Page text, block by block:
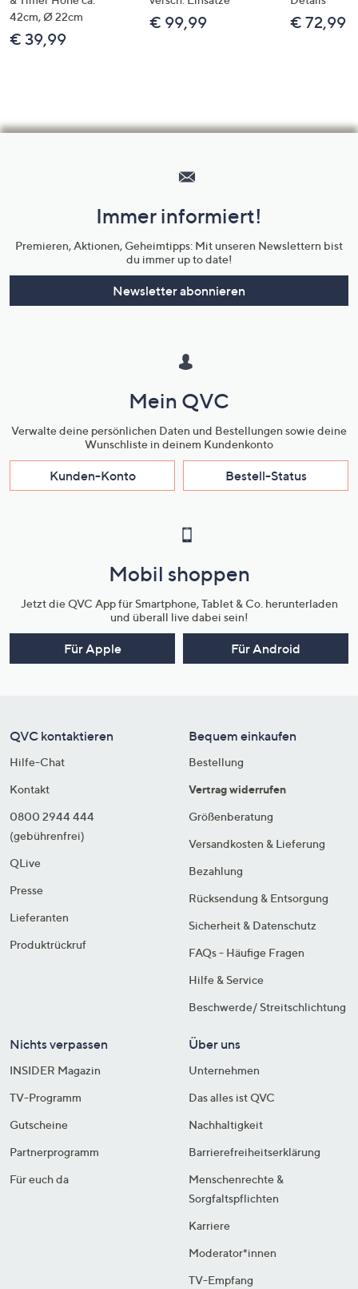
42cm, Ø 22cm
€ 39,99
€ 99,99 € 72,99
Unternehmensinformationen
Immer informiert!
Premieren, Aktionen, Geheimtipps: Mit unseren Newslettern bist
du immer up to date!
Newsletter abonnieren
Mein QVC
Verwalte deine persönlichen Daten und Bestellungen sowie deine
Wunschliste in deinem Kundenkonto
Kunden-Konto Bestell-Status
Mobil shoppen
Jetzt die QVC App für Smartphone, Tablet & Co. herunterladen
und überall live dabei sein!
Für Apple Für Android
QVC kontaktieren
Hilfe-Chat
Kontakt
0800 2944 444
(gebührenfrei)
QLive
Presse
Lieferanten
Produktrückruf
Bequem einkaufen
Bestellung
Vertrag widerrufen
Größenberatung
Versandkosten & Lieferung
Bezahlung
Rücksendung & Entsorgung
Sicherheit & Datenschutz
FAQs - Häufige Fragen
Hilfe & Service
Beschwerde/ Streitschlichtung
Nichts verpassen
INSIDER Magazin
TV-Programm
Gutscheine
Partnerprogramm
Für euch da
Über uns
Unternehmen
Das alles ist QVC
Nachhaltigkeit
Barrierefreiheitserklärung
Menschenrechte &
Sorgfaltspflichten
Karriere
Moderator*innen
TV-Empfang